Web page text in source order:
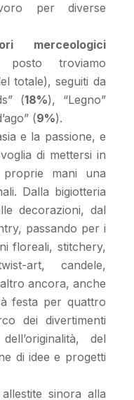
per diverse
merceologici
posto troviamo
totale), seguiti da
(18%), “Legno”
(9%).
e la passione, e
di mettersi in
mani una
Dalla bigiotteria
decorazioni, dal
passando per i
floreali, stitchery,
art, candele,
ancora, anche
festa per quattro
dei divertimenti
del
di idee e progetti
sinora alla